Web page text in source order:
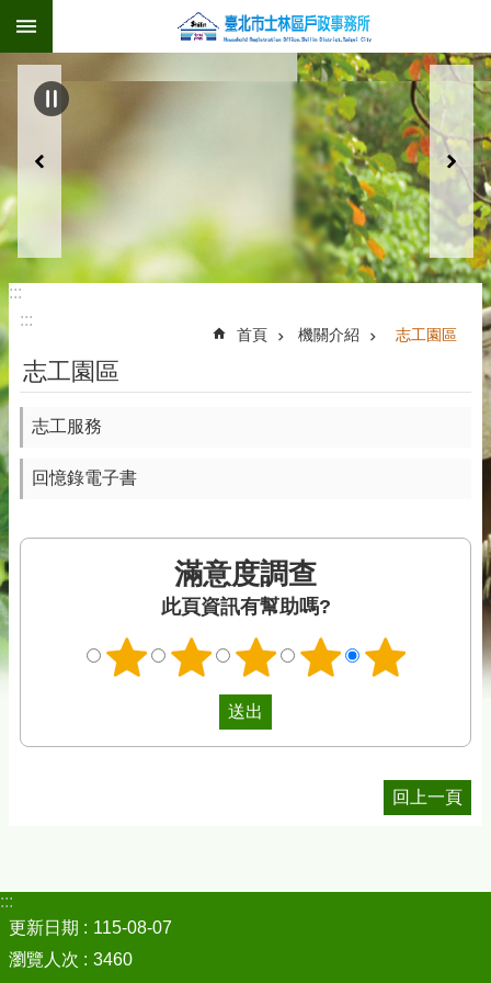
跳到主要內容區塊
:::
:::
首頁 機關介紹 志工園區
志工園區
志工服務
回憶錄電子書
滿意度調查
此頁資訊有幫助嗎?
回上一頁
:::
更新日期
115-08-07
瀏覽人次
3460